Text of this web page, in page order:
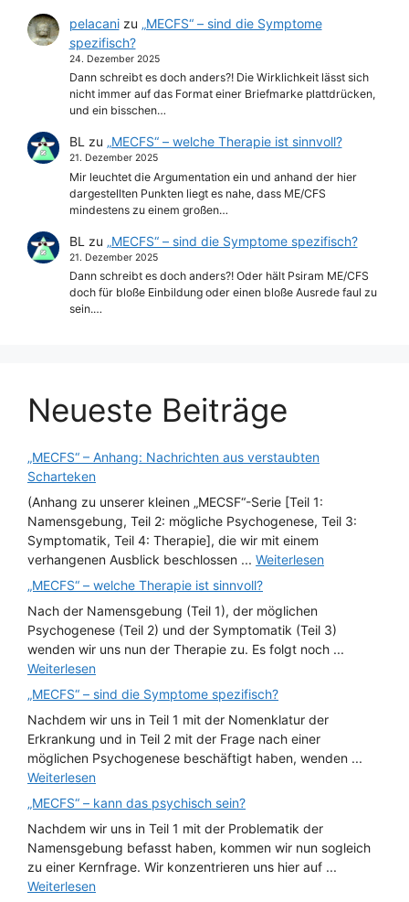
pelacanizu „MECFS“ – sind die Symptome
spezifisch?
24. Dezember 2025
Dann schreibt es doch anders?! Die Wirklichkeit lässt sich
nicht immer auf das Format einer Briefmarke plattdrücken,
und ein bisschen…
BL zu „MECFS“ – welche Therapie ist sinnvoll?
21. Dezember 2025
Mir leuchtet die Argumentation ein und anhand der hier
dargestellten Punkten liegt es nahe, dass ME/CFS
mindestens zu einem großen…
BL zu „MECFS“ – sind die Symptome spezifisch?
21. Dezember 2025
Dann schreibt es doch anders?! Oder hält Psiram ME/CFS
doch für bloße Einbildung oder einen bloße Ausrede faul zu
sein.…
Neueste Beiträge
„MECFS“ – Anhang: Nachrichten aus verstaubten
Scharteken
(Anhang zu unserer kleinen „MECSF“-Serie [Teil 1:
Namensgebung, Teil 2: mögliche Psychogenese, Teil 3:
Symptomatik, Teil 4: Therapie], die wir mit einem
verhangenen Ausblick beschlossen ... Weiterlesen
„MECFS“ – welche Therapie ist sinnvoll?
Nach der Namensgebung (Teil 1), der möglichen
Psychogenese (Teil 2) und der Symptomatik (Teil 3)
wenden wir uns nun der Therapie zu. Es folgt noch ...
Weiterlesen
„MECFS“ – sind die Symptome spezifisch?
Nachdem wir uns in Teil 1 mit der Nomenklatur der
Erkrankung und in Teil 2 mit der Frage nach einer
möglichen Psychogenese beschäftigt haben, wenden ...
Weiterlesen
„MECFS“ – kann das psychisch sein?
Nachdem wir uns in Teil 1 mit der Problematik der
Namensgebung befasst haben, kommen wir nun sogleich
zu einer Kernfrage. Wir konzentrieren uns hier auf ...
Weiterlesen